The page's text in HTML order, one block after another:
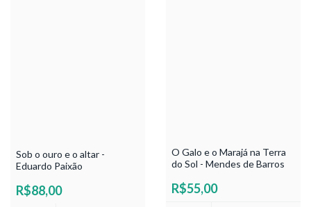
Sob o ouro e o altar -
Eduardo Paixão
R$88,00
O Galo e o Marajá na Terra
do Sol - Mendes de Barros
R$55,00